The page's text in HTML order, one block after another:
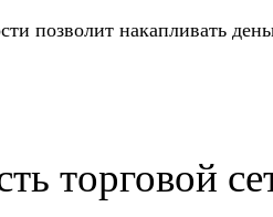
позволит накапливать
торговой